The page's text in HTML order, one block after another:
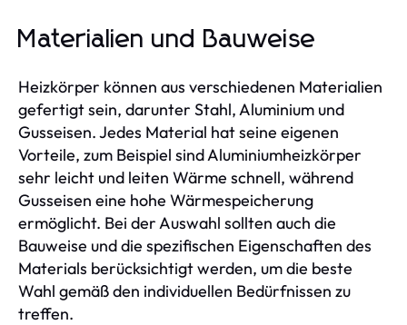
Materialien und Bauweise
Heizkörper können aus verschiedenen Materialien
gefertigt sein, darunter Stahl, Aluminium und
Gusseisen. Jedes Material hat seine eigenen
Vorteile, zum Beispiel sind Aluminiumheizkörper
sehr leicht und leiten Wärme schnell, während
Gusseisen eine hohe Wärmespeicherung
ermöglicht. Bei der Auswahl sollten auch die
Bauweise und die spezifischen Eigenschaften des
Materials berücksichtigt werden, um die beste
Wahl gemäß den individuellen Bedürfnissen zu
treffen.